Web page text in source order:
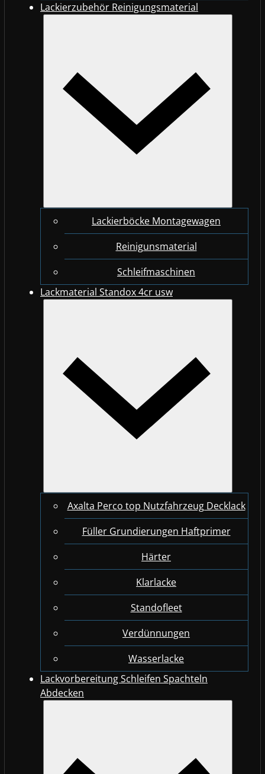
Lackierzubehör Reinigungsmaterial
Lackierböcke Montagewagen
Reinigunsmaterial
Schleifmaschinen
Lackmaterial Standox 4cr usw
Axalta Perco top Nutzfahrzeug Decklack
Füller Grundierungen Haftprimer
Härter
Klarlacke
Standofleet
Verdünnungen
Wasserlacke
Lackvorbereitung Schleifen Spachteln
Abdecken